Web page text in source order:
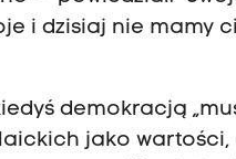
i dzisiaj nie mamy
demokracją
jako